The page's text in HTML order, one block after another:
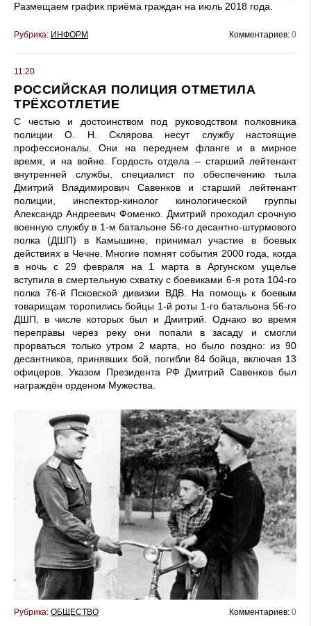
Размещаем график приёма граждан на июль 2018 года.
Рубрика: ИНФОРМ Комментариев: 0
11:20
РОССИЙСКАЯ ПОЛИЦИЯ ОТМЕТИЛА
ТРЁХСОТЛЕТИЕ
С честью и достоинством под руководством полковника
полиции О. Н. Склярова несут службу настоящие
профессионалы. Они на переднем фланге и в мирное
время, и на войне. Гордость отдела – старший лейтенант
внутренней службы, специалист по обеспечению тыла
Дмитрий Владимирович Савенков и старший лейтенант
полиции, инспектор-кинолог кинологической группы
Александр Андреевич Фоменко. Дмитрий проходил срочную
военную службу в 1-м батальоне 56-го десантно-штурмового
полка (ДШП) в Камышине, принимал участие в боевых
действиях в Чечне. Многие помнят события 2000 года, когда
в ночь с 29 февраля на 1 марта в Аргунском ущелье
вступила в смертельную схватку с боевиками 6-я рота 104-го
полка 76-й Псковской дивизии ВДВ. На помощь к боевым
товарищам торопились бойцы 1-й роты 1-го батальона 56-го
ДШП, в числе которых был и Дмитрий. Однако во время
переправы через реку они попали в засаду и смогли
прорваться только утром 2 марта, но было поздно: из 90
десантников, принявших бой, погибли 84 бойца, включая 13
офицеров. Указом Президента РФ Дмитрий Савенков был
награждён орденом Мужества.
Рубрика: ОБЩЕСТВО Комментариев: 0